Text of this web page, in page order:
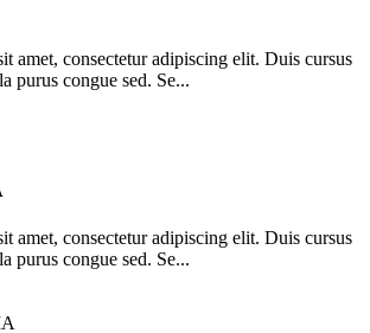
amet, consectetur adipiscing elit. Duis cursus
purus congue sed. Se...
amet, consectetur adipiscing elit. Duis cursus
purus congue sed. Se...